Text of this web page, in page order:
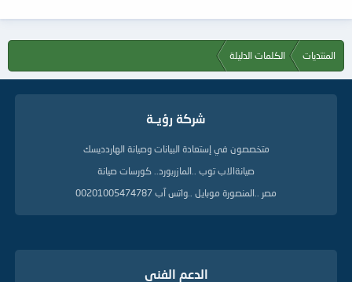
المنتديات الكلمات الدليلة
شركة رؤيــة
متخصصون في إستعادة البيانات وصيانة الهاردديسك
صيانةالاب توب ..المازربورد.. كورسات صيانة
مصر ..المنصورة موبايل ..واتس آب 00201005474787
الدعم الفنى